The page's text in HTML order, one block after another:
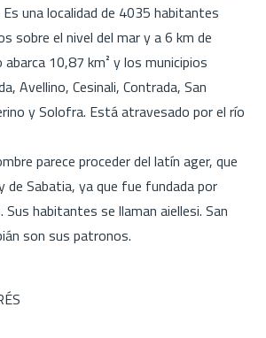
una localidad de 4035 habitantes
sobre el nivel del mar y a 6 km de
10,87 km² y los municipios
Avellino, Cesinali, Contrada, San
y Solofra. Está atravesado por el río
parece proceder del latín ager, que
de Sabatia, ya que fue fundada por
Sus habitantes se llaman aiellesi. San
son sus patronos.